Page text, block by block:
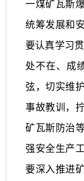
一煤矿瓦斯
统筹发展和
要认真学习
处不在、成
弦，切实维
事故教训，
矿瓦斯防治
强安全生产
要深入推进